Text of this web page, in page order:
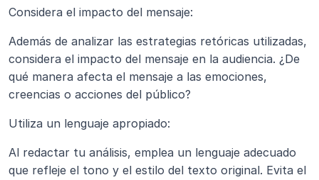
Considera el impacto del mensaje:
Además de analizar las estrategias retóricas utilizadas,
considera el impacto del mensaje en la audiencia. ¿De
qué manera afecta el mensaje a las emociones,
creencias o acciones del público?
Utiliza un lenguaje apropiado:
Al redactar tu análisis, emplea un lenguaje adecuado
que refleje el tono y el estilo del texto original. Evita el